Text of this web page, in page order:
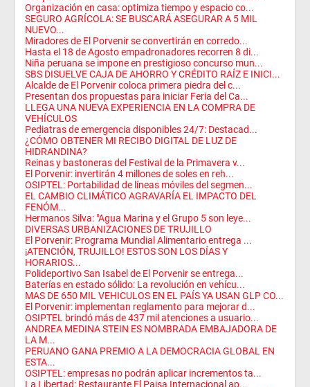
Organización en casa: optimiza tiempo y espacio co...
SEGURO AGRÍCOLA: SE BUSCARÁ ASEGURAR A 5 MIL
NUEVO...
Miradores de El Porvenir se convertirán en corredo...
Hasta el 18 de Agosto empadronadores recorren 8 di...
Niña peruana se impone en prestigioso concurso mun...
SBS DISUELVE CAJA DE AHORRO Y CRÉDITO RAÍZ E INICI...
Alcalde de El Porvenir coloca primera piedra del c...
Presentan dos propuestas para iniciar Feria del Ca...
LLEGA UNA NUEVA EXPERIENCIA EN LA COMPRA DE
VEHÍCULOS
Pediatras de emergencia disponibles 24/7: Destacad...
¿CÓMO OBTENER MI RECIBO DIGITAL DE LUZ DE
HIDRANDINA?
Reinas y bastoneras del Festival de la Primavera v...
El Porvenir: invertirán 4 millones de soles en reh...
OSIPTEL: Portabilidad de líneas móviles del segmen...
EL CAMBIO CLIMÁTICO AGRAVARÍA EL IMPACTO DEL
FENÓM...
Hermanos Silva: "Agua Marina y el Grupo 5 son leye...
DIVERSAS URBANIZACIONES DE TRUJILLO
El Porvenir: Programa Mundial Alimentario entrega ...
¡ATENCIÓN, TRUJILLO! ESTOS SON LOS DÍAS Y
HORARIOS...
Polideportivo San Isabel de El Porvenir se entrega...
Baterías en estado sólido: La revolución en vehícu...
MAS DE 650 MIL VEHICULOS EN EL PAÍS YA USAN GLP CO...
El Porvenir: implementan reglamento para mejorar d...
OSIPTEL brindó más de 437 mil atenciones a usuario...
ANDREA MEDINA STEIN ES NOMBRADA EMBAJADORA DE
LA M...
PERUANO GANA PREMIO A LA DEMOCRACIA GLOBAL EN
ESTA...
OSIPTEL: empresas no podrán aplicar incrementos ta...
La Libertad: Restaurante El Paisa Internacional ap...